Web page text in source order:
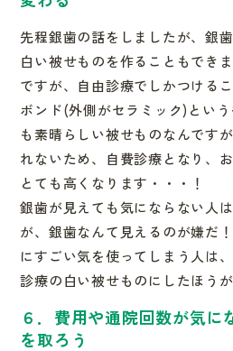
先程銀歯の話をしましたが、銀
白い被せものを作ることもでき
ですが、自由診療でしかつける
ボンド(外側がセラミック) とい
も素晴らしい被せものなんです
れないため、自費診療となり、
とても高くなります・・・！
銀歯が見えても気にならない人
が、銀歯なんて見えるのが嫌だ
にすごい気を使ってしま う人は
診療の白い被せものにしたほう
６．費用や通院回数が気に
を取ろう